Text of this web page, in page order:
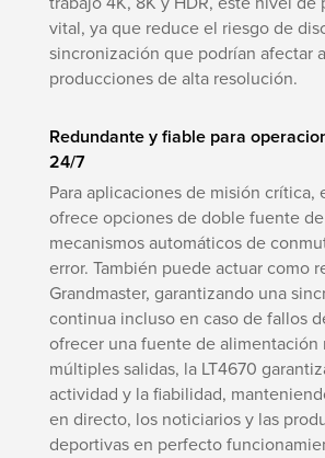
vital, ya que reduce el riesgo de
sincronización que podrían afectar
producciones de alta resolución.
Redundante y fiable para
24/7
Para aplicaciones de misión crítica,
ofrece opciones de doble fuente
mecanismos automáticos de
error. También puede actuar como
Grandmaster, garantizando una
continua incluso en caso de fallos
ofrecer una fuente de alimentación
múltiples salidas, la LT4670
actividad y la fiabilidad,
en directo, los noticiarios y las
deportivas en perfecto